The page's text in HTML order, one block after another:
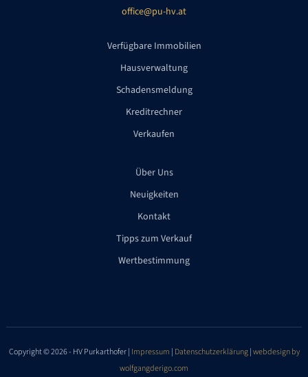
office@pu-hv.at
Verfügbare Immobilien
Hausverwaltung
Schadensmeldung
Kreditrechner
Verkaufen
Über Uns
Neuigkeiten
Kontakt
Tipps zum Verkauf
Wertbestimmung
Copyright © 2026 - HV Purkarthofer | Impressum | Datenschutzerklärung|webdesign by
wolfgangderigo.com